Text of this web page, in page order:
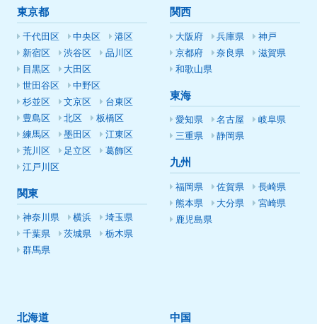
東京都
千代田区 中央区
港区
新宿区
渋谷区
品川区
目黒区
大田区
世田谷区
中野区
杉並区
文京区
台東区
豊島区
北区
板橋区
練馬区
墨田区
江東区
荒川区
足立区
葛飾区
江戸川区
関東
神奈川県 横浜
埼玉県
千葉県
茨城県
栃木県
群馬県
関西
大阪府 兵庫県
神戸
京都府
奈良県
滋賀県
和歌山県
東海
愛知県 名古屋
岐阜県
三重県
静岡県
九州
福岡県 佐賀県
長崎県
熊本県
大分県
宮崎県
鹿児島県
北海道 中国